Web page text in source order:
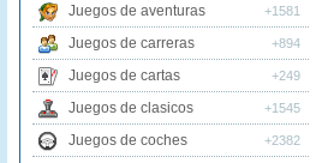
Juegos de aventuras +1581
Juegos de carreras +894
Juegos de cartas +249
Juegos de clasicos +1545
Juegos de coches +2382